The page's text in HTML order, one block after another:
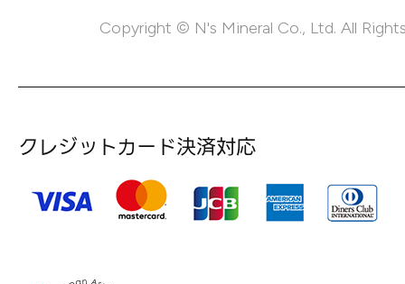
Copyright © N's Mineral Co., Ltd. All
クレジットカード決済対応